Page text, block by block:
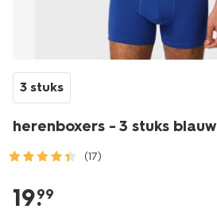
3 stuks
herenboxers - 3 stuks blauw
(17)
-
-3-
19.
99